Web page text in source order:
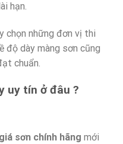
hạn.
chọn những đơn vị thi
độ dày màng sơn cũng
chuẩn.
uy tín ở đâu ?
sơn chính hãng mới